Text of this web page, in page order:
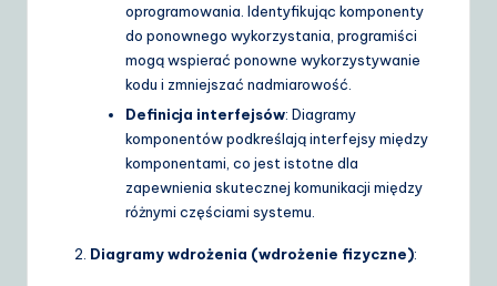
oprogramowania. Identyfikując komponenty
do ponownego wykorzystania, programiści
mogą wspierać ponowne wykorzystywanie
kodu i zmniejszać nadmiarowość.
Definicja interfejsów: Diagramy
komponentów podkreślają interfejsy między
komponentami, co jest istotne dla
zapewnienia skutecznej komunikacji między
różnymi częściami systemu.
Diagramy wdrożenia (wdrożenie fizyczne):